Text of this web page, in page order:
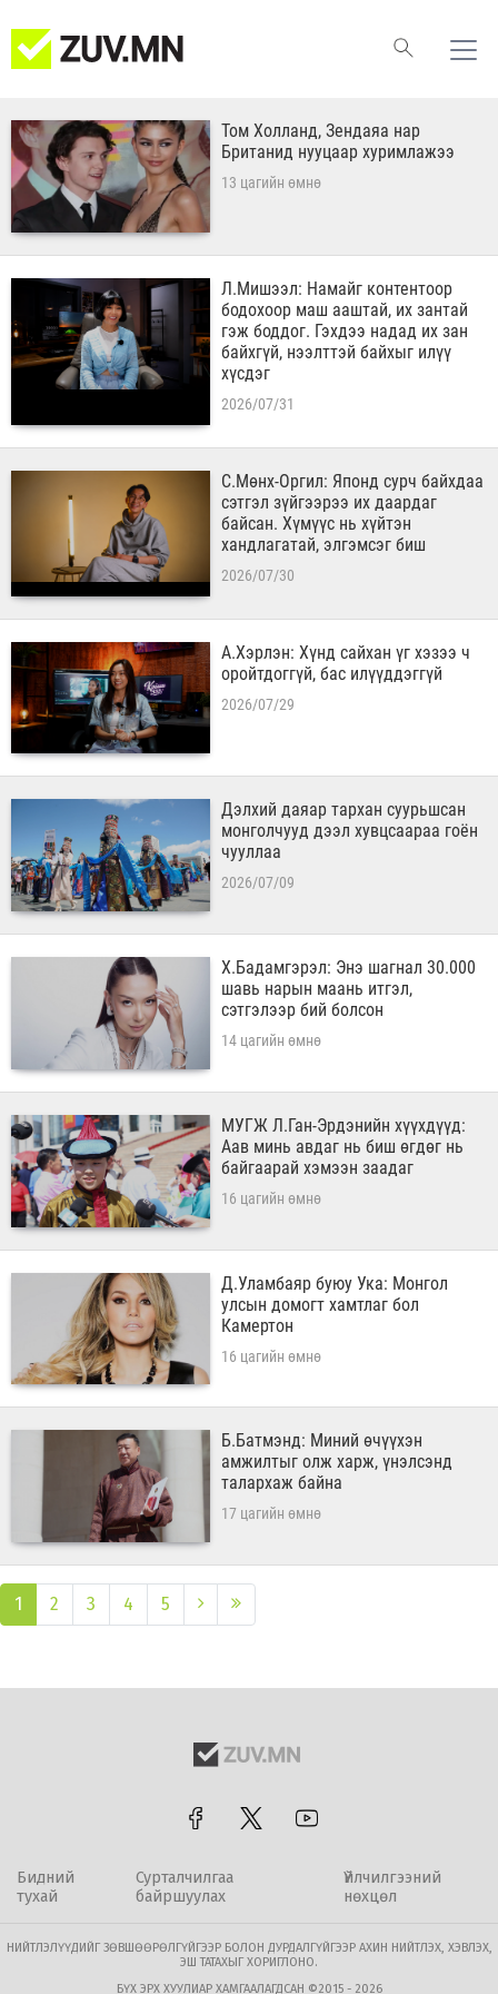
Том Холланд, Зендаяа нар
Британид нууцаар хуримлажээ
13 цагийн өмнө
Л.Мишээл: Намайг контентоор
бодохоор маш ааштай, их зантай
гэж боддог. Гэхдээ надад их зан
байхгүй, нээлттэй байхыг илүү
хүсдэг
2026/07/31
С.Мөнх-Оргил: Японд сурч байхдаа
сэтгэл зүйгээрээ их даардаг
байсан. Хүмүүс нь хүйтэн
хандлагатай, элгэмсэг биш
2026/07/30
А.Хэрлэн: Хүнд сайхан үг хэзээ ч
оройтдоггүй, бас илүүддэггүй
2026/07/29
Дэлхий даяар тархан суурьшсан
монголчууд дээл хувцсаараа гоён
чууллаа
2026/07/09
Х.Бадамгэрэл: Энэ шагнал 30.000
шавь нарын маань итгэл,
сэтгэлээр бий болсон
14 цагийн өмнө
МУГЖ Л.Ган-Эрдэнийн хүүхдүүд:
Аав минь авдаг нь биш өгдөг нь
байгаарай хэмээн заадаг
16 цагийн өмнө
Д.Уламбаяр буюу Ука: Монгол
улсын домогт хамтлаг бол
Камертон
16 цагийн өмнө
Б.Батмэнд: Миний өчүүхэн
амжилтыг олж харж, үнэлсэнд
талархаж байна
17 цагийн өмнө
1 2 3 4 5
Бидний
тухай
Сурталчилгаа
байршуулах
Үйлчилгээний
нөхцөл
НИЙТЛЭЛҮҮДИЙГ ЗӨВШӨӨРӨЛГҮЙГЭЭР БОЛОН ДУРДАЛГҮЙГЭЭР АХИН НИЙТЛЭХ, ХЭВЛЭХ,
ЭШ ТАТАХЫГ ХОРИГЛОНО.
БҮХ ЭРХ ХУУЛИАР ХАМГААЛАГДСАН ©2015 - 2026